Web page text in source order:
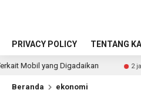
PRIVACY POLICY TENTANG
Digadaikan 2 jam lalu
Beranda ekonomi